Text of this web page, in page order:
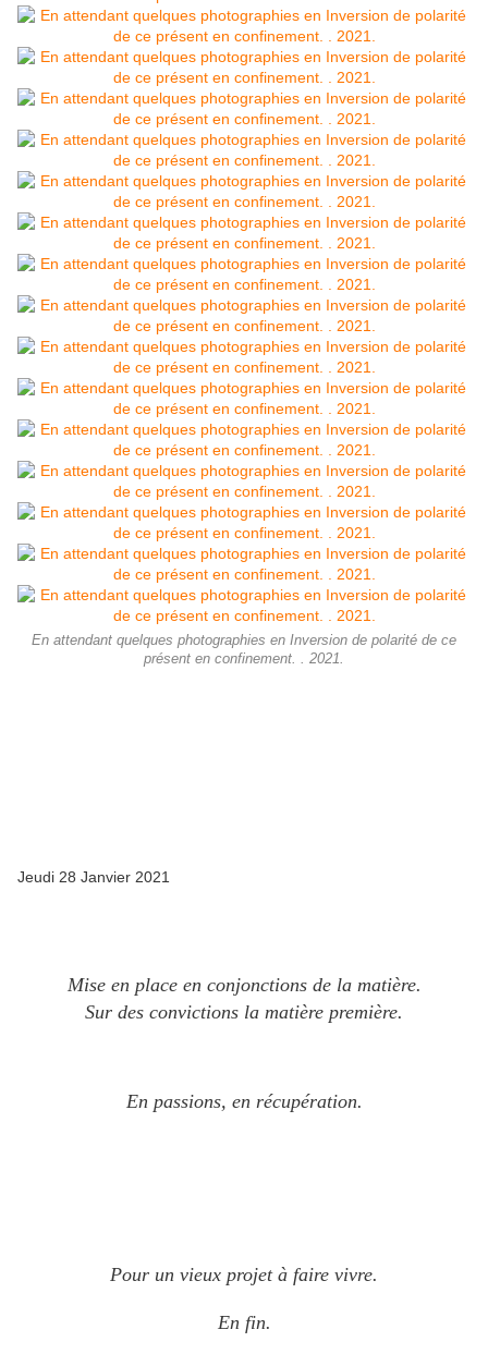
En attendant quelques photographies en Inversion de polarité de ce
présent en confinement. . 2021.
Jeudi 28 Janvier 2021
Mise en place en conjonctions de la matière.
Sur des convictions la matière première.
En passions, en récupération.
Pour un vieux projet à faire vivre.
En fin.